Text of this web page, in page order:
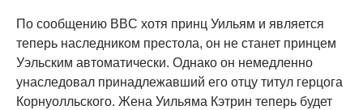
По сообщению BBC хотя принц Уильям и является
теперь наследником престола, он не станет принцем
Уэльским автоматически. Однако он немедленно
унаследовал принадлежавший его отцу титул герцога
Корнуолльского. Жена Уильяма Кэтрин теперь будет